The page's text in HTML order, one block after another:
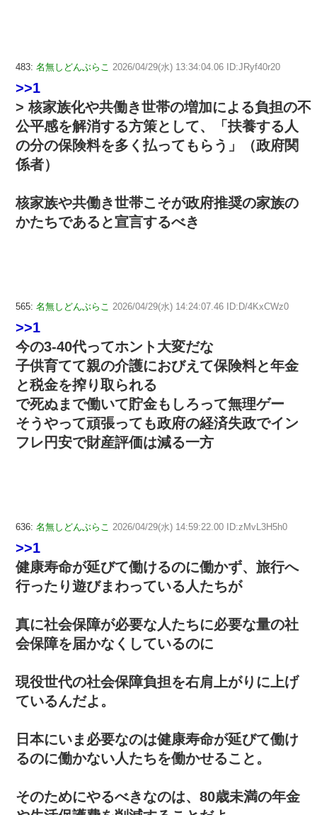
483: 名無しどんぶらこ 2026/04/29(水) 13:34:04.06 ID:JRyf40r20
>>1
> 核家族化や共働き世帯の増加による負担の不
公平感を解消する方策として、「扶養する人
の分の保険料を多く払ってもらう」（政府関
係者）
核家族や共働き世帯こそが政府推奨の家族の
かたちであると宣言するべき
565: 名無しどんぶらこ 2026/04/29(水) 14:24:07.46 ID:D/4KxCWz0
>>1
今の3-40代ってホント大変だな
子供育てて親の介護におびえて保険料と年金
と税金を搾り取られる
で死ぬまで働いて貯金もしろって無理ゲー
そうやって頑張っても政府の経済失政でイン
フレ円安で財産評価は減る一方
636: 名無しどんぶらこ 2026/04/29(水) 14:59:22.00 ID:zMvL3H5h0
>>1
健康寿命が延びて働けるのに働かず、旅行へ
行ったり遊びまわっている人たちが
真に社会保障が必要な人たちに必要な量の社
会保障を届かなくしているのに
現役世代の社会保障負担を右肩上がりに上げ
ているんだよ。
日本にいま必要なのは健康寿命が延びて働け
るのに働かない人たちを働かせること。
そのためにやるべきなのは、80歳未満の年金